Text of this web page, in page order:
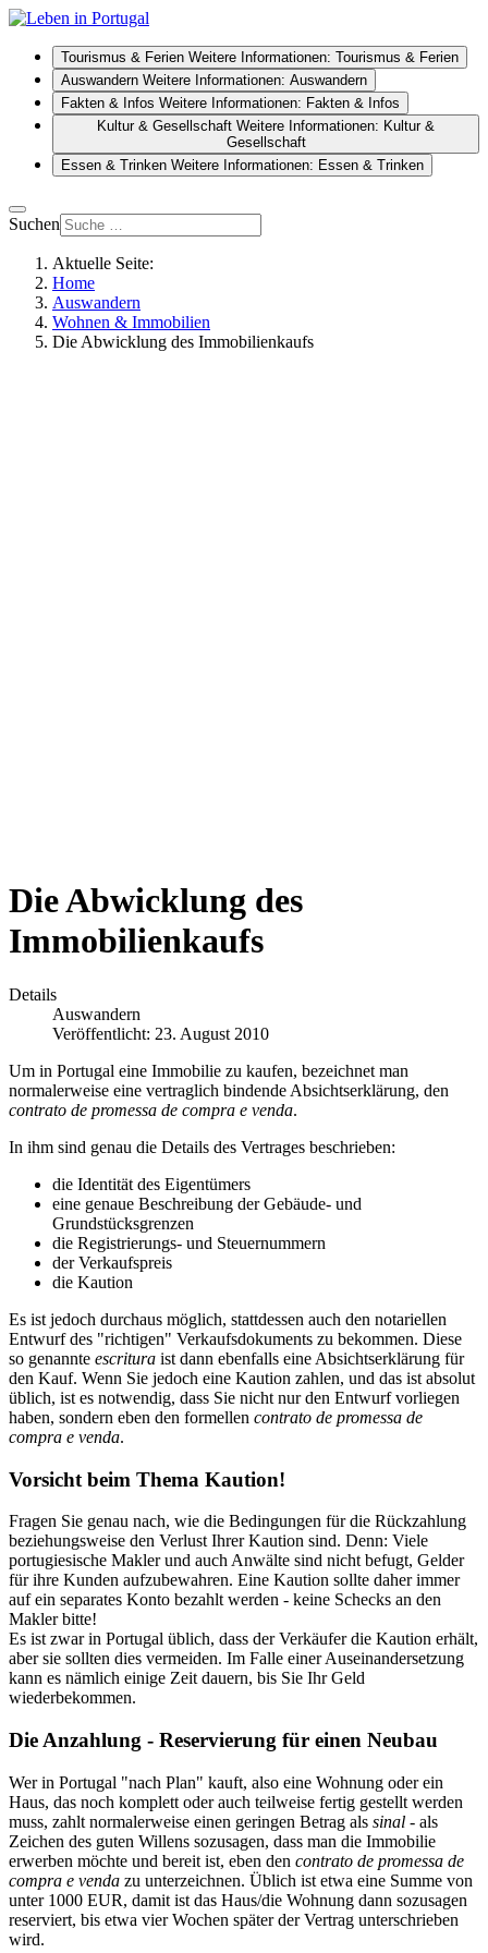
Tourismus & Ferien Weitere Informationen: Tourismus & Ferien
Auswandern Weitere Informationen: Auswandern
Fakten & Infos Weitere Informationen: Fakten & Infos
Kultur & Gesellschaft Weitere Informationen: Kultur &
Gesellschaft
Essen & Trinken Weitere Informationen: Essen & Trinken
Suchen
Aktuelle Seite:
Home
Auswandern
Wohnen & Immobilien
Die Abwicklung des Immobilienkaufs
Die Abwicklung des
Immobilienkaufs
Details
Auswandern
Veröffentlicht: 23. August 2010
Um in Portugal eine Immobilie zu kaufen, bezeichnet man
normalerweise eine vertraglich bindende Absichtserklärung, den
contrato de promessa de compra e venda.
In ihm sind genau die Details des Vertrages beschrieben:
die Identität des Eigentümers
eine genaue Beschreibung der Gebäude- und
Grundstücksgrenzen
die Registrierungs- und Steuernummern
der Verkaufspreis
die Kaution
Es ist jedoch durchaus möglich, stattdessen auch den notariellen
Entwurf des "richtigen" Verkaufsdokuments zu bekommen. Diese
so genannte escritura ist dann ebenfalls eine Absichtserklärung für
den Kauf. Wenn Sie jedoch eine Kaution zahlen, und das ist absolut
üblich, ist es notwendig, dass Sie nicht nur den Entwurf vorliegen
haben, sondern eben den formellen contrato de promessa de
compra e venda.
Vorsicht beim Thema Kaution!
Fragen Sie genau nach, wie die Bedingungen für die Rückzahlung
beziehungsweise den Verlust Ihrer Kaution sind. Denn: Viele
portugiesische Makler und auch Anwälte sind nicht befugt, Gelder
für ihre Kunden aufzubewahren. Eine Kaution sollte daher immer
auf ein separates Konto bezahlt werden - keine Schecks an den
Makler bitte!
Es ist zwar in Portugal üblich, dass der Verkäufer die Kaution erhält,
aber sie sollten dies vermeiden. Im Falle einer Auseinandersetzung
kann es nämlich einige Zeit dauern, bis Sie Ihr Geld
wiederbekommen.
Die Anzahlung - Reservierung für einen Neubau
Wer in Portugal "nach Plan" kauft, also eine Wohnung oder ein
Haus, das noch komplett oder auch teilweise fertig gestellt werden
muss, zahlt normalerweise einen geringen Betrag als sinal - als
Zeichen des guten Willens sozusagen, dass man die Immobilie
erwerben möchte und bereit ist, eben den contrato de promessa de
compra e venda zu unterzeichnen. Üblich ist etwa eine Summe von
unter 1000 EUR, damit ist das Haus/die Wohnung dann sozusagen
reserviert, bis etwa vier Wochen später der Vertrag unterschrieben
wird.